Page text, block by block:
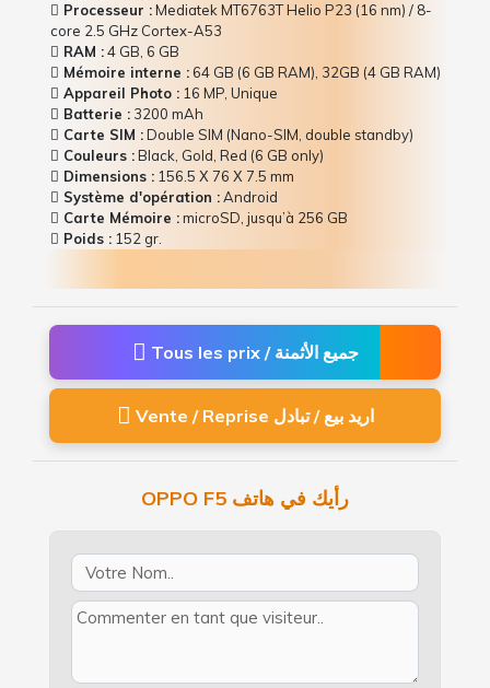
Processeur :Mediatek MT6763T Helio P23 (16 nm) / 8-
core 2.5 GHz Cortex-A53
RAM :4 GB, 6 GB
Mémoire interne :64 GB (6 GB RAM), 32GB (4 GB RAM)
Appareil Photo : 16 MP, Unique
Batterie : 3200 mAh
Carte SIM :Double SIM (Nano-SIM, double standby)
Couleurs :Black, Gold, Red (6 GB only)
Dimensions : 156.5 Х 76 Х 7.5 mm
Système d'opération :Android
Carte Mémoire :microSD, jusqu’à 256 GB
Poids : 152 gr.
Tous les prix / جميع الأثمنة
Vente / Reprise اريد بيع / تبادل
OPPO F5 رأيك في هاتف